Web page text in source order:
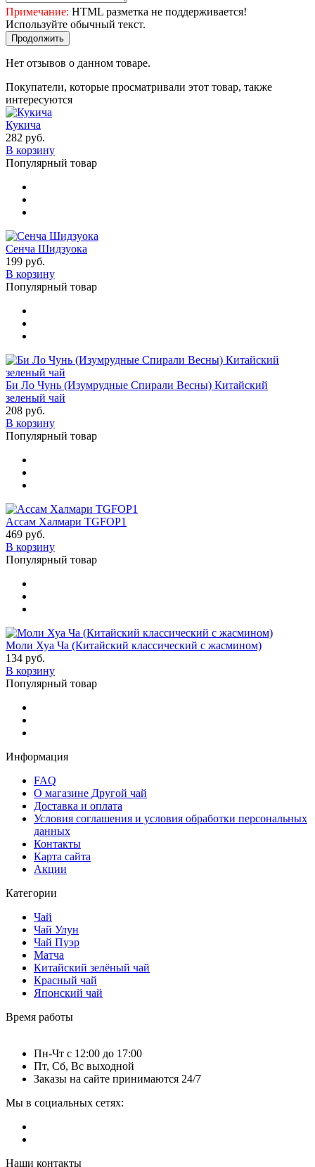
Примечание: HTML разметка не поддерживается!
Используйте обычный текст.
Продолжить
Нет отзывов о данном товаре.
Покупатели, которые просматривали этот товар, также
интересуются
Кукича
282 руб.
В корзину
Популярный товар
Сенча Шидзуока
199 руб.
В корзину
Популярный товар
Би Ло Чунь (Изумрудные Спирали Весны) Китайский
зеленый чай
208 руб.
В корзину
Популярный товар
Ассам Халмари TGFOP1
469 руб.
В корзину
Популярный товар
Моли Хуа Ча (Китайский классический с жасмином)
134 руб.
В корзину
Популярный товар
Информация
FAQ
О магазине Другой чай
Доставка и оплата
Условия соглашения и условия обработки персональных
данных
Контакты
Карта сайта
Акции
Категории
Чай
Чай Улун
Чай Пуэр
Матча
Китайский зелёный чай
Красный чай
Японский чай
Время работы
Пн-Чт c 12:00 до 17:00
Пт, Сб, Вс выходной
Заказы на сайте принимаются 24/7
Мы в социальных сетях:
Наши контакты